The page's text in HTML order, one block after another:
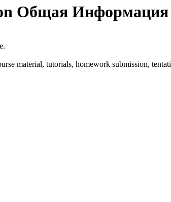
Общая Информация
material, tutorials, homework submission,